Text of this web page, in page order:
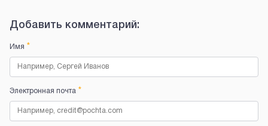
Добавить комментарий:
Имя *
Электронная почта *